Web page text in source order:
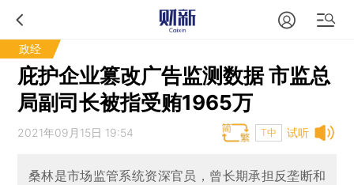
政经
庇护企业篡改广告监测数据 市监总
局副司长被指受贿1965万
试听
2021年09月15日 19:54 T中
桑林是市场监管系统资深官员，曾长期承担反垄断和